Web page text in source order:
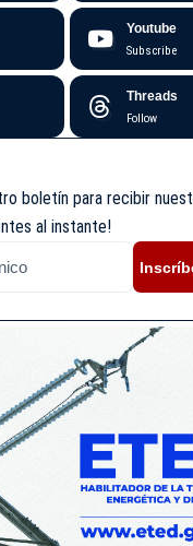
Youtube
Subscribe
Threads
Follow
boletín para recibir
al instante!